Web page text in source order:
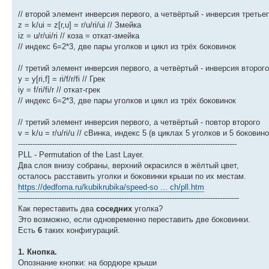
// второй элемент инверсия первого, а четвёртый - инверсия
z = k/ui = z[r,u] = r/u/ri/ui // Змейка
iz = u/r/ui/ri // коза = откат-змейка
// индекс 6=2*3, две пары уголков и цикл из трёх боковинок
// третий элемент инверсия первого, а четвёртый - инверсия второго
y = y[ri,f] = ri/f/r/fi // Грек
iy = f/ri/fi/r // откат-грек
// индекс 6=2*3, две пары уголков и цикл из трёх боковинок
// третий элемент инверсия первого, а четвёртый - повтор второго
v = k/u = r/u/ri/u // сВинка, индекс 5 (в циклах 5 уголков и 5
-------------------------------------------------------------------------------------------
PLL - Permutation of the Last Layer.
Два слоя внизу собраны, верхний окрасился в жёлтый цвет,
осталось расставить уголки и боковинки крыши по их местам.
https://dedfoma.ru/kubikrubika/speed-so ... ch/pll.htm
--------------------------------------------------------------------------------------------
Как переставить два соседних уголка?
Это возможно, если одновременно переставить две боковинки.
Есть 6 таких конфигураций.
1. Кнопка.
Опознание кнопки: на бордюре крыши